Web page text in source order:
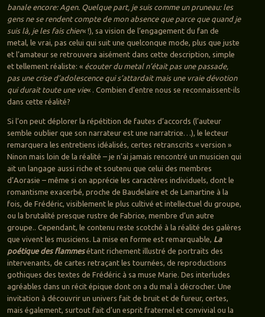
banale encore: Agen. Quelque part, je suis comme un pruneau: les
gens ne se rendent compte de mon absence que parce que quand je
suis là, je les fais chier« !), sa vision de l’engagement du fan de
metal, le vrai, pas celui qui suit une quelconque mode, plus que juste
et l’amateur se retrouvera aisément dans cette description, simple
et tellement réaliste: « écouter du metal n’était pas une passade,
pas une crise d’adolescence qui s’attardait mais une vraie dévotion
qui durait toute une vie« . Combien d’entre nous se reconnaissent-ils
dans cette réalité?
Si l’on peut déplorer la répétition de fautes d’accords (l’auteur
semble oublier que son narrateur est une narratrice…), le lecteur
remarquera les entretiens idéalisés, certes retranscrits « version »
Ninon mais loin de la réalité – je n’ai jamais rencontré un musicien qui
ait un langage aussi riche et soutenu que celui des membres
d’Aorasie – même si on apprécie les caractères individuels, dont le
romantisme exacerbé, proche de Baudelaire et de Lamartine à la
fois, de Frédéric, visiblement le plus cultivé et intellectuel du groupe,
ou la brutalité presque rustre de Fabrice, membre d’un autre
groupe.. Cependant, le contenu reste scotché à la réalité des galères
que vivent les musiciens. La mise en forme est remarquable, La
poétique des flammesétant richement illustré de portraits des
intervenants, de cartes retraçant les tournées, de reproductions
gothiques des textes de Frédéric à sa muse Marie. Des interludes
agréables dans un récit épique dont on a du mal à décrocher. Une
invitation à découvrir un univers fait de bruit et de fureur, certes,
mais également, surtout fait d’un esprit fraternel et convivial ou la